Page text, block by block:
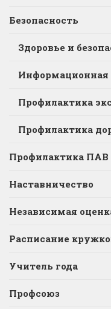
Безопасность
Здоровье и
Информационная
Профилактика
Профилактика
Профилактика ПАВ
Наставничество
Независимая
Расписание
Учитель года
Профсоюз